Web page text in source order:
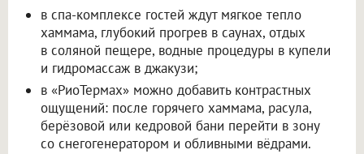
в спа-комплексе гостей ждут мягкое тепло
хаммама, глубокий прогрев в саунах, отдых
в соляной пещере, водные процедуры в купели
и гидромассаж в джакузи;
в «РиоТермах» можно добавить контрастных
ощущений: после горячего хаммама, расула,
берёзовой или кедровой бани перейти в зону
со снегогенератором и обливными вёдрами.